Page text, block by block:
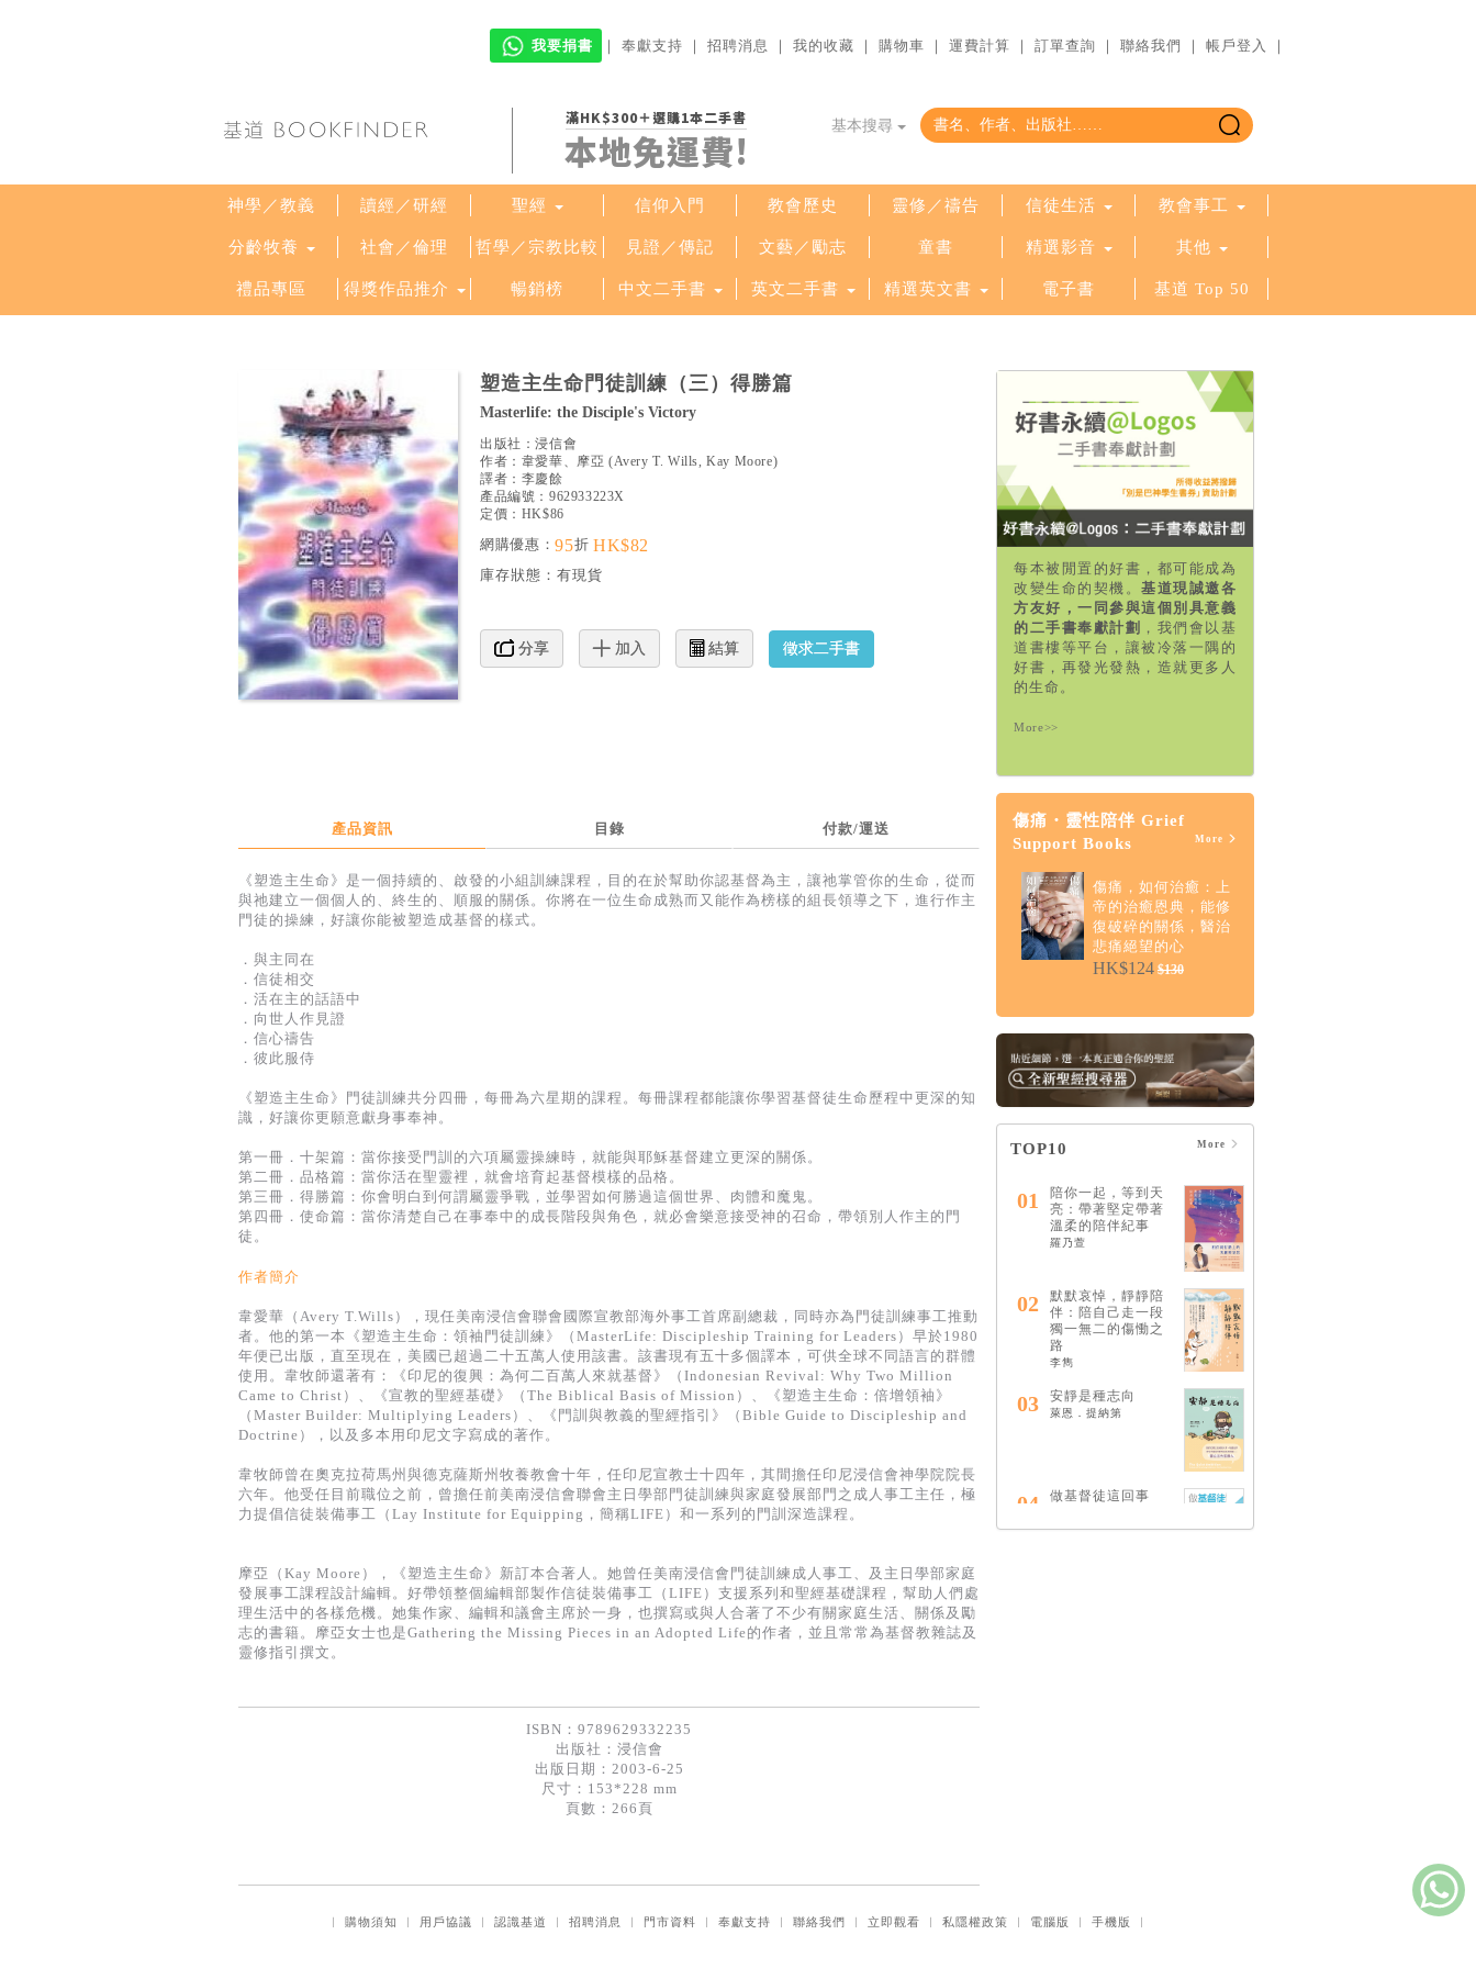
我要捐書 ｜ 奉獻支持 ｜ 招聘消息 ｜ 我的收藏 ｜ 購物車 ｜ 運費計算 ｜ 訂單查詢 ｜ 聯絡我們 ｜ 帳戶登入 ｜
滿HK$300＋選購1本二手書
本地免運費!
基本搜尋
神學／教義 讀經／研經 聖經 信仰入門 教會歷史 靈修／禱告 信徒生活 教會事工
分齡牧養 社會／倫理 哲學／宗教比較 見證／傳記 文藝／勵志 童書 精選影音 其他
禮品專區 得獎作品推介 暢銷榜 中文二手書 英文二手書 精選英文書 電子書 基道 Top 50
塑造主生命門徒訓練（三）得勝篇
Masterlife: the Disciple's Victory
出版社：浸信會
作者： 韋愛華、摩亞 (Avery T. Wills, Kay Moore)
譯者： 李慶餘
產品編號： 962933223X
定價：HK$86
網購優惠：95折 HK$82
庫存狀態： 有現貨
分享 加入 結算 徵求二手書
產品資訊 目錄 付款/運送
《塑造主生命》是一個持續的、啟發的小組訓練課程，目的在於幫助你認基督為主，讓祂掌管你的生命，從而
與祂建立一個個人的、終生的、順服的關係。你將在一位生命成熟而又能作為榜樣的組長領導之下，進行作主
門徒的操練，好讓你能被塑造成基督的樣式。
．與主同在
．信徒相交
．活在主的話語中
．向世人作見證
．信心禱告
．彼此服侍
《塑造主生命》門徒訓練共分四冊，每冊為六星期的課程。每冊課程都能讓你學習基督徒生命歷程中更深的知
識，好讓你更願意獻身事奉神。
第一冊．十架篇：當你接受門訓的六項屬靈操練時，就能與耶穌基督建立更深的關係。
第二冊．品格篇：當你活在聖靈裡，就會培育起基督模樣的品格。
第三冊．得勝篇：你會明白到何謂屬靈爭戰，並學習如何勝過這個世界、肉體和魔鬼。
第四冊．使命篇：當你清楚自己在事奉中的成長階段與角色，就必會樂意接受神的召命，帶領別人作主的門
徒。
作者簡介
韋愛華（Avery T.Wills），現任美南浸信會聯會國際宣教部海外事工首席副總裁，同時亦為門徒訓練事工推動
者。他的第一本《塑造主生命：領袖門徒訓練》（MasterLife: Discipleship Training for Leaders）早於1980
年便已出版，直至現在，美國已超過二十五萬人使用該書。該書現有五十多個譯本，可供全球不同語言的群體
使用。韋牧師還著有：《印尼的復興：為何二百萬人來就基督》（Indonesian Revival: Why Two Million
Came to Christ）、《宣教的聖經基礎》（The Biblical Basis of Mission）、《塑造主生命：倍增領袖》
（Master Builder: Multiplying Leaders）、《門訓與教義的聖經指引》（Bible Guide to Discipleship and
Doctrine），以及多本用印尼文字寫成的著作。
韋牧師曾在奧克拉荷馬州與德克薩斯州牧養教會十年，任印尼宣教士十四年，其間擔任印尼浸信會神學院院長
六年。他受任目前職位之前，曾擔任前美南浸信會聯會主日學部門徒訓練與家庭發展部門之成人事工主任，極
力提倡信徒裝備事工（Lay Institute for Equipping，簡稱LIFE）和一系列的門訓深造課程。
摩亞（Kay Moore），《塑造主生命》新訂本合著人。她曾任美南浸信會門徒訓練成人事工、及主日學部家庭
發展事工課程設計編輯。好帶領整個編輯部製作信徒裝備事工（LIFE）支援系列和聖經基礎課程，幫助人們處
理生活中的各樣危機。她集作家、編輯和議會主席於一身，也撰寫或與人合著了不少有關家庭生活、關係及勵
志的書籍。摩亞女士也是Gathering the Missing Pieces in an Adopted Life的作者，並且常常為基督教雜誌及
靈修指引撰文。
ISBN：9789629332235
出版社： 浸信會
出版日期：2003-6-25
尺寸：153*228 mm
頁數：266頁
每本被閒置的好書，都可能成為
改變生命的契機。基道現誠邀各
方友好，一同參與這個別具意義
的二手書奉獻計劃 ，我們會以基
道書樓等平台，讓被冷落一隅的
好書，再發光發熱，造就更多人
的生命。
More>>
傷痛・靈性陪伴 Grief
Support Books
More
傷痛，如何治癒：上
帝的治癒恩典，能修
復破碎的關係，醫治
悲痛絕望的心
HK$124 $130
TOP10 More
01
陪你一起，等到天
亮：帶著堅定帶著
溫柔的陪伴紀事
羅乃萱
02
默默哀悼，靜靜陪
伴：陪自己走一段
獨一無二的傷慟之
路
李雋
03 安靜是種志向
萊恩．提納第
04
做基督徒這回事
蔡頌輝
08
下）：著作聖卷
｜ 購物須知 ｜ 用戶協議 ｜ 認識基道 ｜ 招聘消息 ｜ 門市資料 ｜ 奉獻支持 ｜ 聯絡我們 ｜ 立即觀看 ｜ 私隱權政策 ｜ 電腦版 ｜ 手機版 ｜